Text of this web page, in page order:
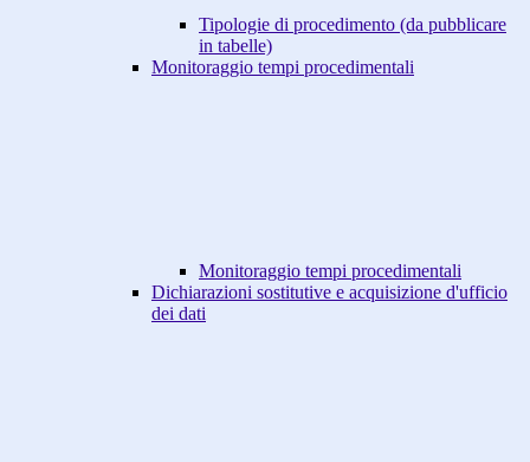
Tipologie di procedimento (da pubblicare
in tabelle)
Monitoraggio tempi procedimentali
Monitoraggio tempi procedimentali
Dichiarazioni sostitutive e acquisizione d'ufficio
dei dati